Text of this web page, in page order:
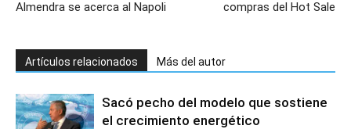
Almendra se acerca al Napoli
compras del Hot Sale
Artículos relacionados Más del autor
Sacó pecho del modelo que sostiene
el crecimiento energético